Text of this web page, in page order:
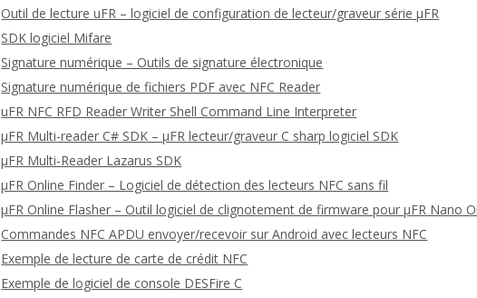
Outil de lecture uFR – logiciel de configuration de lecteur/graveur série μFR
SDK logiciel Mifare
Signature numérique – Outils de signature électronique
Signature numérique de fichiers PDF avec NFC Reader
uFR NFC RFD Reader Writer Shell Command Line Interpreter
μFR Multi-reader C# SDK – μFR lecteur/graveur C sharp logiciel SDK
μFR Multi-Reader Lazarus SDK
μFR Online Finder – Logiciel de détection des lecteurs NFC sans fil
μFR Online Flasher – Outil logiciel de clignotement de firmware pour μFR Nano
Commandes NFC APDU envoyer/recevoir sur Android avec lecteurs NFC
Exemple de lecture de carte de crédit NFC
Exemple de logiciel de console DESFire C